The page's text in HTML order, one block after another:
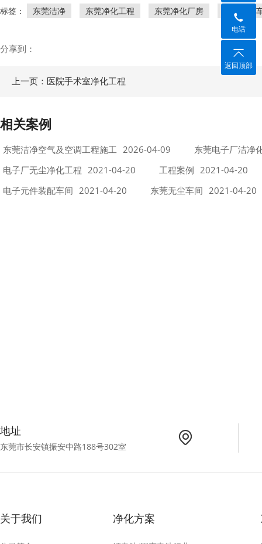
标签： 东莞洁净 东莞净化工程 东莞净化厂房 东莞无尘
分享到：
上一页：医院手术室净化工程
相关案例
东莞洁净空气及空调工程施工 2026-04-09
东莞电子厂洁净
电子厂无尘净化工程 2021-04-20 工程案例 2021-04-20
电子元件装配车间 2021-04-20 东莞无尘车间 2021-04-20
地址
东莞市长安镇振安中路188号302室
关于我们 净化方案
电话
返回顶部